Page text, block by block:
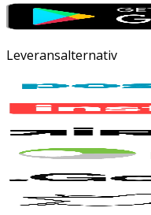
Leveransalternativ